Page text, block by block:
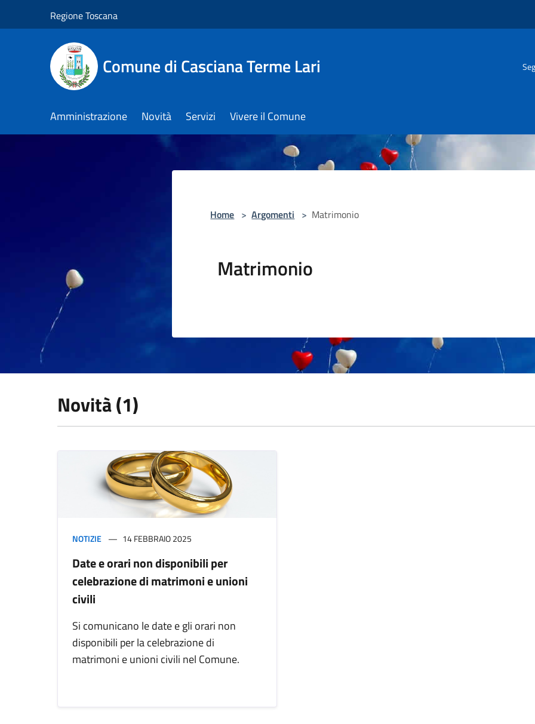
Regione Toscana
Comune di Casciana Terme Lari
Amministrazione Novità Servizi Vivere il Comune
Home > Argomenti > Matrimonio
Matrimonio
Novità (1)
NOTIZIE 14 FEBBRAIO 2025
Date e orari non disponibili per
celebrazione di matrimoni e unioni
civili
Si comunicano le date e gli orari non
disponibili per la celebrazione di
matrimoni e unioni civili nel Comune.